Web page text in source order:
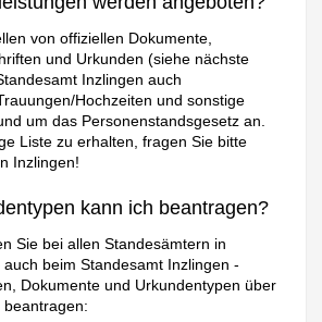
von offiziellen Dokumente,
und Urkunden (siehe nächste
Inzlingen auch
Hochzeiten und sonstige
um das Personenstandsgesetz an.
Liste zu erhalten, fragen Sie bitte
Inzlingen!
kann ich beantragen?
Sie bei allen Standesämtern in
beim Standesamt Inzlingen -
Dokumente und Urkundentypen über